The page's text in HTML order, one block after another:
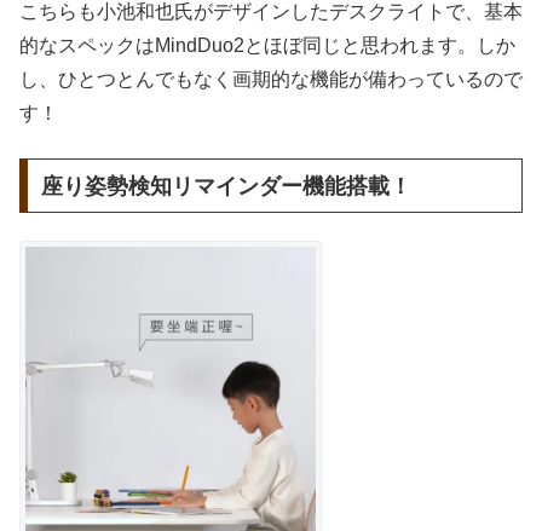
こちらも小池和也氏がデザインしたデスクライトで、基本
的なスペックはMindDuo2とほぼ同じと思われます。しか
し、ひとつとんでもなく画期的な機能が備わっているので
す！
座り姿勢検知リマインダー機能搭載！